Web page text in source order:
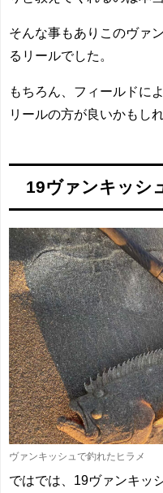
そんな事もありこのヴァ
るリールでした。
もちろん、フィールドに
リールの方が良いかもし
19ヴァンキッシ
ヴァンキッシュで釣れたヒラメ
ではでは、19ヴァンキッ